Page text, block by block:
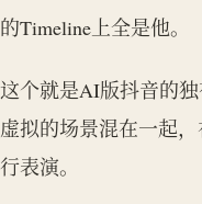
的Timeline上全是他。
这个就是AI版抖音的
虚拟的场景混在一起
行表演。